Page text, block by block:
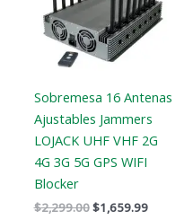
Sobremesa 16 Antenas
Ajustables Jammers
LOJACK UHF VHF 2G
4G 3G 5G GPS WIFI
Blocker
$2,299.00$1,659.99